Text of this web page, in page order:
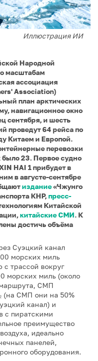
Иллюстрация ИИ
Народной
масштабам
ассоциация
Association)
план арктических
навигационное окно
сентября, и шесть
проведут 64 рейса по
Китаем и Европой.
перевозки
было 23. Первое судно
HAI 1 прибудет в
в августе-сентябре
издание«Чжунго
КНР,пресс-
Китайской
китайские СМИ. К
достичь объёма
Суэцкий канал
морских миль
с трассой вокруг
морских миль (около
СМП
(на СМП они на 50%
канал) и
с пиратскими
преимущество
идеально
панелей,
оборудования.